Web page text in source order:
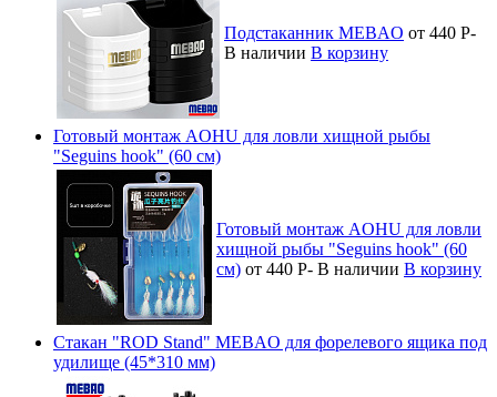
Подстаканник MEBAO от 440 Р-
В наличии В корзину
Готовый монтаж AOHU для ловли хищной рыбы
"Seguins hook" (60 см)
Готовый монтаж AOHU для ловли
хищной рыбы "Seguins hook" (60
см) от 440 Р- В наличии В корзину
Стакан "ROD Stand" MEBAO для форелевого ящика под
удилище (45*310 мм)